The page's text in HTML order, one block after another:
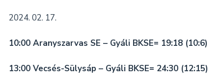
2024. 02. 17.
10:00 Aranyszarvas SE – Gyáli BKSE= 19:18 (10:6)
13:00 Vecsés-Sülysáp – Gyáli BKSE= 24:30 (12:15)